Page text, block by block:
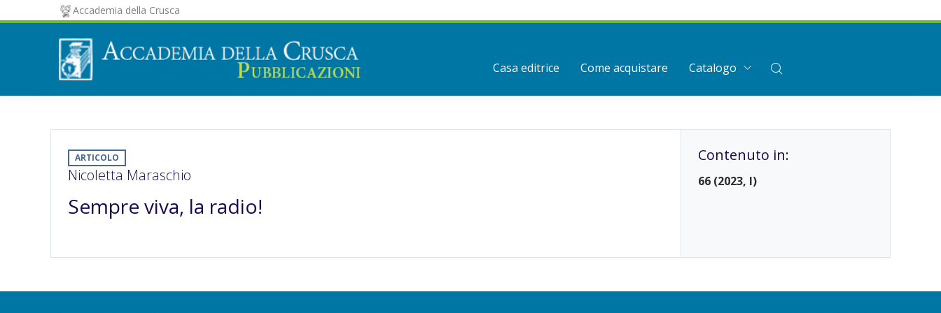
Accademia della Crusca
Casa editrice Come acquistare Catalogo
ARTICOLO
Nicoletta Maraschio
Sempre viva, la radio!
Contenuto in:
66 (2023, I)